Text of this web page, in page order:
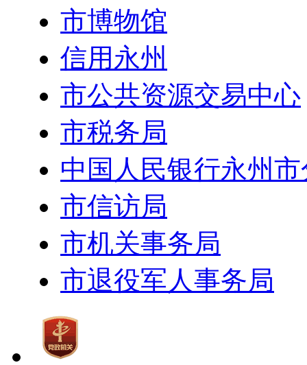
市博物馆
信用永州
市公共资源交易中心
市税务局
中国人民银行永州
市信访局
市机关事务局
市退役军人事务局